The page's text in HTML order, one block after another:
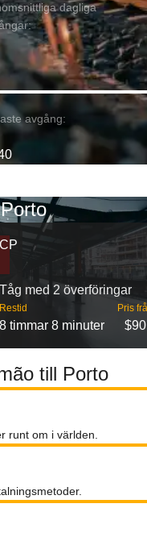
dagliga
avgång:
CP
Tåg med 2 överföringar
Restid
8 timmar 8 minuter
Pris
$90
till Porto
runt om i världen.